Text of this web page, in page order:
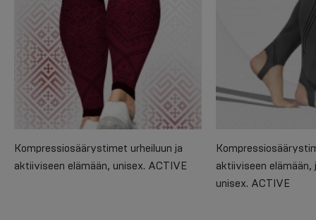
Kompressiosäärystimet urheiluun ja
aktiiviseen elämään, unisex. ACTIVE
aktiiviseen elämään,
unisex. ACTIVE